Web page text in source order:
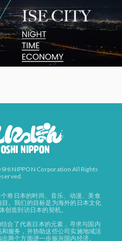
NIPPON Corporation All Rights
将日本的时尚、音乐、动漫、美食
。我们的目标是为海外的日本文化
创造到访日本的契机。
合了代表日本的元素，寻求与国内
服务，并协助这些公司实施地域活
两个方面进一步振兴国内经济。